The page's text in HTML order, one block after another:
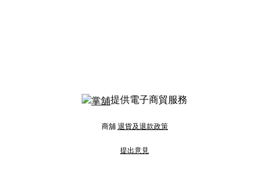
提供電子商貿服務
商舖 退貨及退款政策
提出意見